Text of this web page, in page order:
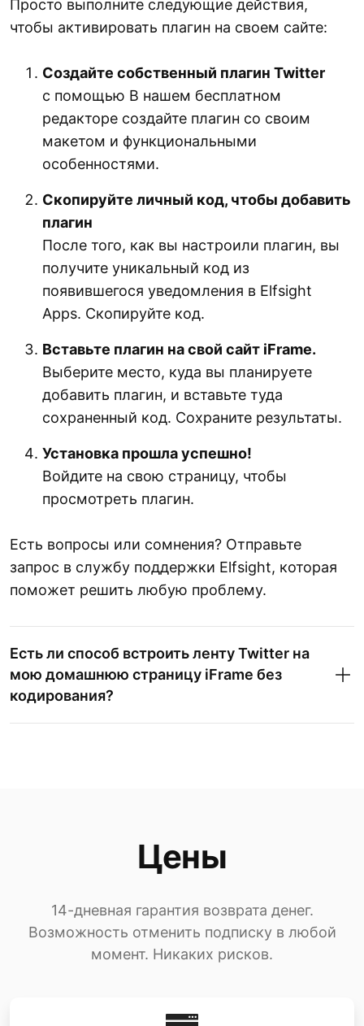
Просто выполните следующие действия,
чтобы активировать плагин на своем сайте:
Создайте собственный плагин Twitter
с помощью В нашем бесплатном
редакторе создайте плагин со своим
макетом и функциональными
особенностями.
Скопируйте личный код, чтобы добавить
плагин
После того, как вы настроили плагин, вы
получите уникальный код из
появившегося уведомления в Elfsight
Apps. Скопируйте код.
Вставьте плагин на свой сайт iFrame.
Выберите место, куда вы планируете
добавить плагин, и вставьте туда
сохраненный код. Сохраните результаты.
Установка прошла успешно!
Войдите на свою страницу, чтобы
просмотреть плагин.
Есть вопросы или сомнения? Отправьте
запрос в службу поддержки Elfsight, которая
поможет решить любую проблему.
Есть ли способ встроить ленту Twitter на
мою домашнюю страницу iFrame без
кодирования?
Цены
14-дневная гарантия возврата денег.
Возможность отменить подписку в любой
момент. Никаких рисков.